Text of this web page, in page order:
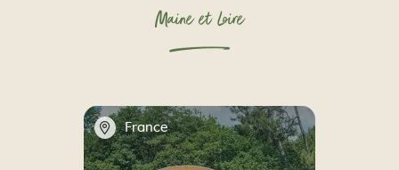
Maine et Loire
📍 France